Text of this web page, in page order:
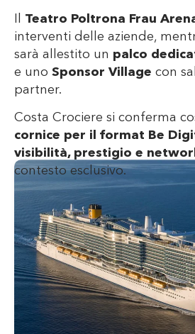
Teatro Poltrona Frau
interventi delle aziende,
sarà allestito un palco
e uno Sponsor Village con
partner.
Costa Crociere si conferma
cornice per il format Be
visibilità, prestigio e
contesto esclusivo.